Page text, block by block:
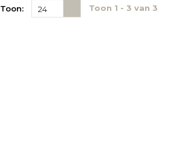
Toon: 24 Toon 1 - 3 van 3